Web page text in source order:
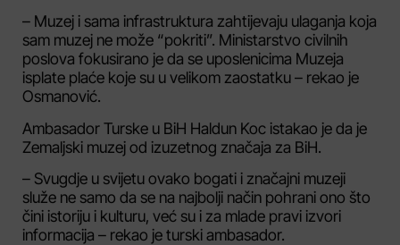
– Muzej i sama infrastruktura zahtijevaju ulaganja koja
sam muzej ne može “pokriti”. Ministarstvo civilnih
poslova fokusirano je da se uposlenicima Muzeja
isplate plaće koje su u velikom zaostatku – rekao je
Osmanović.
Ambasador Turske u BiH Haldun Koc istakao je da je
Zemaljski muzej od izuzetnog značaja za BiH.
– Svugdje u svijetu ovako bogati i značajni muzeji
služe ne samo da se na najbolji način pohrani ono što
čini istoriju i kulturu, već su i za mlade pravi izvori
informacija – rekao je turski ambasador.